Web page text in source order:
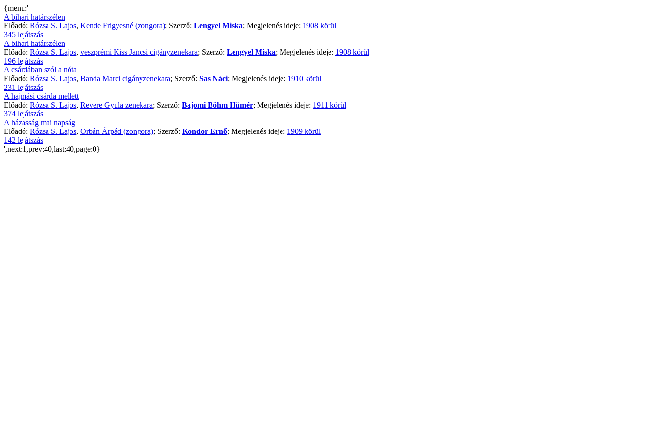
{menu:'
A bihari határszélen
Előadó: Rózsa S. Lajos, Kende Frigyesné (zongora); Szerző: Lengyel Miska; Megjelenés ideje: 1908 körül
345 lejátszás
A bihari határszélen
Előadó: Rózsa S. Lajos, veszprémi Kiss Jancsi cigányzenekara; Szerző: Lengyel Miska; Megjelenés ideje: 1908 körül
196 lejátszás
A csárdában szól a nóta
Előadó: Rózsa S. Lajos, Banda Marci cigányzenekara; Szerző: Sas Náci; Megjelenés ideje: 1910 körül
231 lejátszás
A hajmási csárda mellett
Előadó: Rózsa S. Lajos, Revere Gyula zenekara; Szerző: Bajomi Böhm Hümér; Megjelenés ideje: 1911 körül
374 lejátszás
A házasság mai napság
Előadó: Rózsa S. Lajos, Orbán Árpád (zongora); Szerző: Kondor Ernő; Megjelenés ideje: 1909 körül
142 lejátszás
',next:1,prev:40,last:40,page:0}